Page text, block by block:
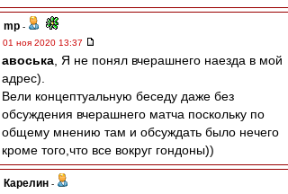
mp -
01 ноя 2020 13:37
авоська , Я не понял вчерашнего наезда в мой
адрес).
Вели концептуальную беседу даже без
обсуждения вчерашнего матча поскольку по
общему мнению там и обсуждать было нечего
кроме того,что все вокруг гондоны))
Карелин -